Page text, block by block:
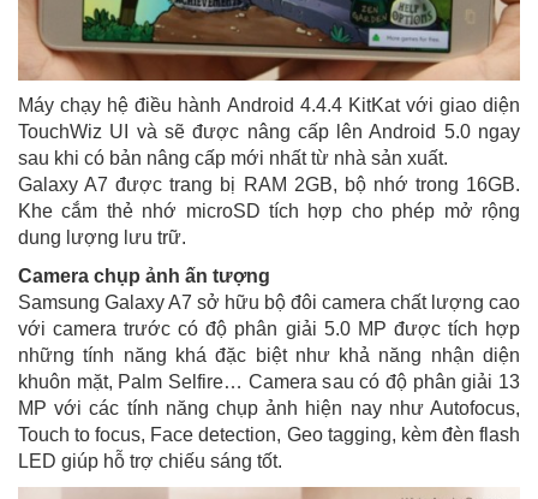
Máy chạy hệ điều hành Android 4.4.4 KitKat với giao diện
TouchWiz UI và sẽ được nâng cấp lên Android 5.0 ngay
sau khi có bản nâng cấp mới nhất từ nhà sản xuất.
Galaxy A7 được trang bị RAM 2GB, bộ nhớ trong 16GB.
Khe cắm thẻ nhớ microSD tích hợp cho phép mở rộng
dung lượng lưu trữ.
Camera chụp ảnh ấn tượng
Samsung Galaxy A7 sở hữu bộ đôi camera chất lượng cao
với camera trước có độ phân giải 5.0 MP được tích hợp
những tính năng khá đặc biệt như khả năng nhận diện
khuôn mặt, Palm Selfire… Camera sau có độ phân giải 13
MP với các tính năng chụp ảnh hiện nay như Autofocus,
Touch to focus, Face detection, Geo tagging, kèm đèn flash
LED giúp hỗ trợ chiếu sáng tốt.